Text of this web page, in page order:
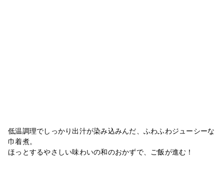
低温調理でしっかり出汁が染み込みんだ、ふわふわジューシーな
巾着煮。
ほっとするやさしい味わいの和のおかずで、ご飯が進む！